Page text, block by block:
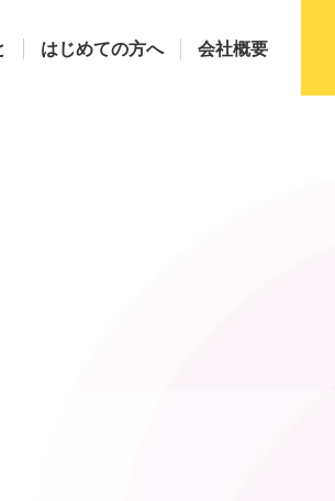
はじめての方へ 会社概要